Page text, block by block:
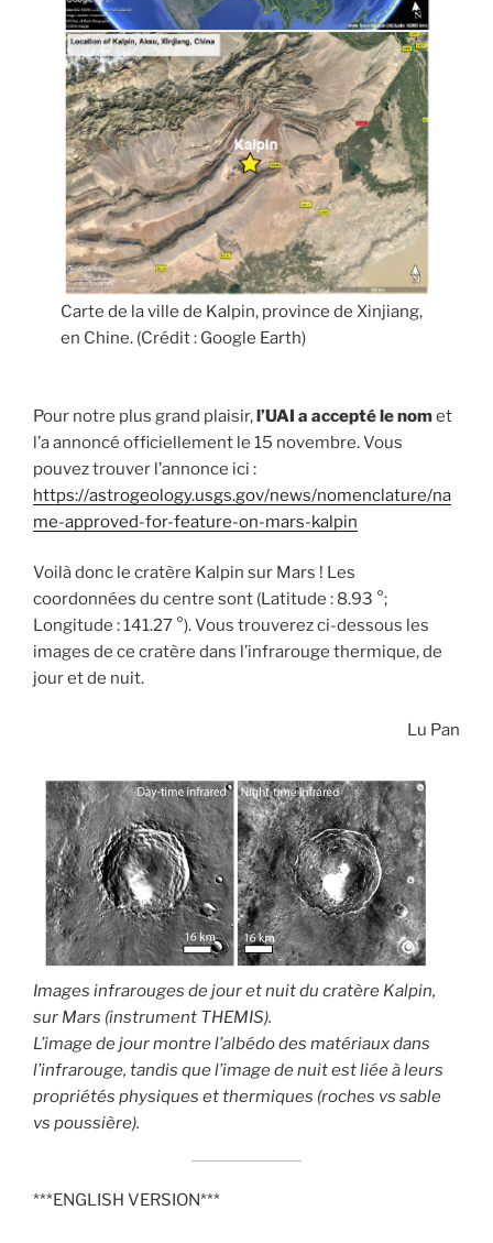
Carte de laville de Kalpin, province de Xinjiang,
en Chine. (Crédit : Google Earth)
Pour notre plus grand plaisir,l’UAI a accepté le nomet
l’a annoncé officiellement le 15 novembre. Vous
pouvez trouver l’annonce ici :
https://astrogeology.usgs.gov/news/nomenclature/na
me-approved-for-feature-on-mars-kalpin
Voilà donc le cratère Kalpin sur Mars ! Les
coordonnées du centre sont (Latitude : 8.93 °;
Longitude : 141.27 °). Vous trouverez ci-dessous les
images de ce cratère dans l’infrarouge thermique, de
jour et de nuit.
Lu Pan
Images infrarouges de jour et nuit du cratère Kalpin,
sur Mars (instrument THEMIS).
L’image de jour montre l’albédo des matériaux dans
l’infrarouge, tandis que l’image de nuit est liée à leurs
propriétés physiques et thermiques (roches vs sable
vs poussière).
***ENGLISH VERSION***